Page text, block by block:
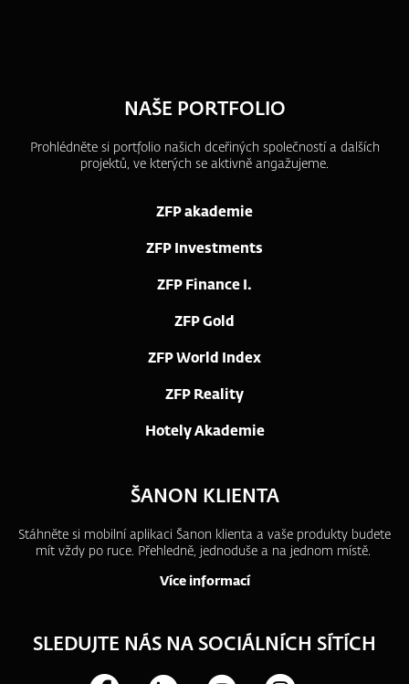
NAŠE PORTFOLIO
Prohlédněte si portfolio našich dceřiných společností a dalších
projektů, ve kterých se aktivně angažujeme.
ZFP akademie
ZFP Investments
ZFP Finance I.
ZFP Gold
ZFP World Index
ZFP Reality
Hotely Akademie
ŠANON KLIENTA
Stáhněte si mobilní aplikaci Šanon klienta a vaše produkty budete
mít vždy po ruce. Přehledně, jednoduše a na jednom místě.
Více informací
SLEDUJTE NÁS NA SOCIÁLNÍCH SÍTÍCH